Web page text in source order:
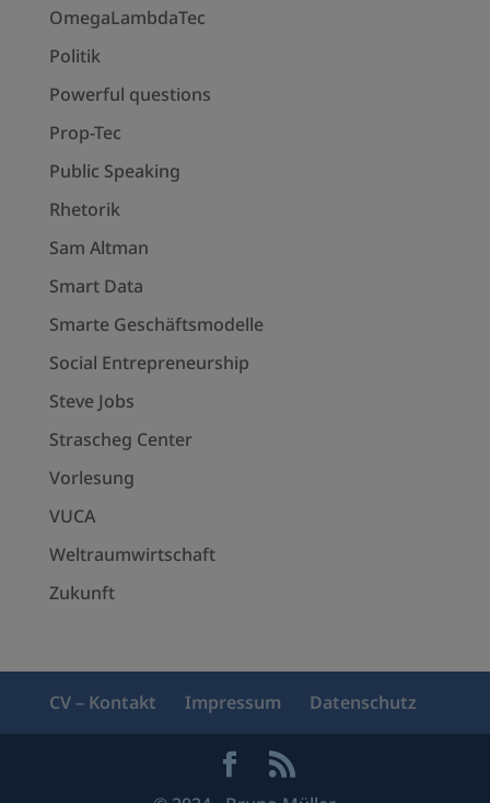
OmegaLambdaTec
Politik
Powerful questions
Prop-Tec
Public Speaking
Rhetorik
Sam Altman
Smart Data
Smarte Geschäftsmodelle
Social Entrepreneurship
Steve Jobs
Strascheg Center
Vorlesung
VUCA
Weltraumwirtschaft
Zukunft
CV – Kontakt Impressum Datenschutz